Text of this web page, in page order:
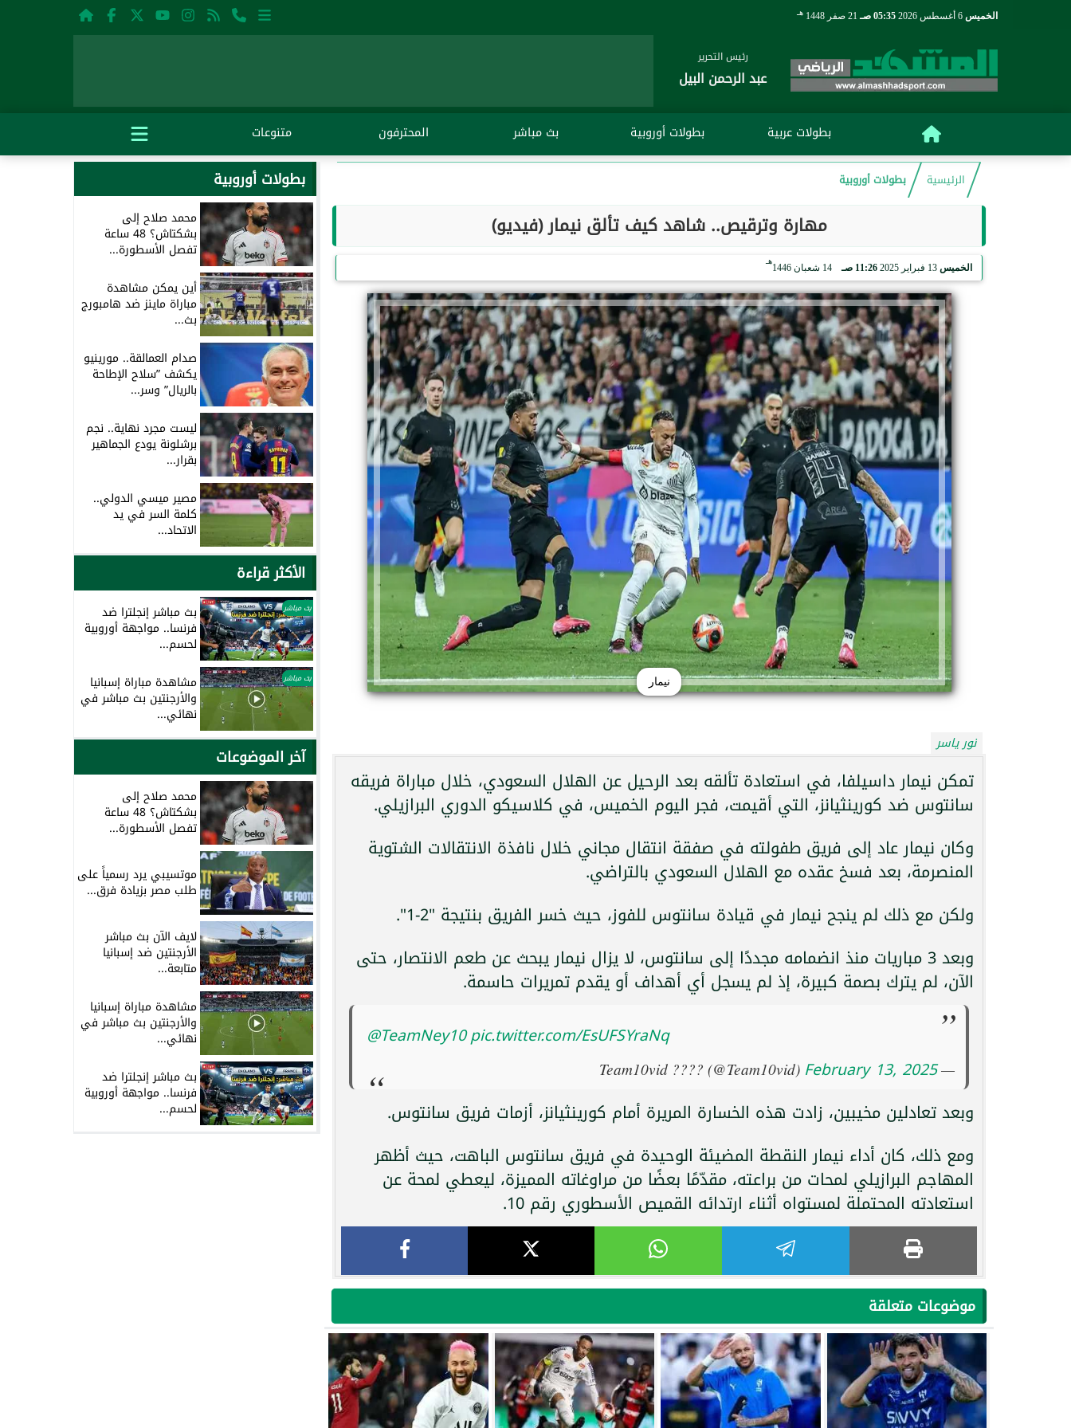
الخميس 05:35 صـ 21 صفر 1448 هـ
رئيس التحرير
عبد الرحمن البيل
بطولات عربية بطولات أوروبية بث مباشر المحترفون متنوعات
الرئيسية بطولات أوروبية
مهارة وترقيص.. شاهد كيف تألق نيمار (فيديو)
الخميس 13 فبراير 2025 11:26 صـ 14 شعبان 1446
هـ
نيمار
نور ياسر
تمكن نيمار داسيلفا، في استعادة تألقه بعد الرحيل عن الهلال السعودي، خلال مباراة فريقه
سانتوس ضد كورينثيانز، التي أقيمت، فجر اليوم الخميس، في كلاسيكو الدوري البرازيلي.
وكان نيمار عاد إلى فريق طفولته في صفقة انتقال مجاني خلال نافذة الانتقالات الشتوية
المنصرمة، بعد فسخ عقده مع الهلال السعودي بالتراضي.
ولكن مع ذلك لم ينجح نيمار في قيادة سانتوس للفوز، حيث خسر الفريق بنتيجة "2-1".
وبعد 3 مباريات منذ انضمامه مجددًا إلى سانتوس، لا يزال نيمار يبحث عن طعم الانتصار، حتى
الآن، لم يترك بصمة كبيرة، إذ لم يسجل أي أهداف أو يقدم تمريرات حاسمة.
@TeamNey10pic.twitter.com/EsUFSYraNq
— Team10vid ???? (@Team10vid)
February 13, 2025
وبعد تعادلين مخيبين، زادت هذه الخسارة المريرة أمام كورينثيانز، أزمات فريق سانتوس.
ومع ذلك، كان أداء نيمار النقطة المضيئة الوحيدة في فريق سانتوس الباهت، حيث أظهر
المهاجم البرازيلي لمحات من براعته، مقدّمًا بعضًا من مراوغاته المميزة، ليعطي لمحة عن
استعادته المحتملة لمستواه أثناء ارتدائه القميص الأسطوري رقم 10.
موضوعات متعلقة
بطولات أوروبية
محمد صلاح إلى
بشكتاش؟ 48 ساعة
تفصل الأسطورة...
أين يمكن مشاهدة
مباراة ماينز ضد هامبورج
بث...
صدام العمالقة.. مورينيو
يكشف ”سلاح الإطاحة
بالريال” وسر...
ليست مجرد نهاية.. نجم
برشلونة يودع الجماهير
بقرار...
مصير ميسي الدولي..
كلمة السر في يد
الاتحاد...
الأكثر قراءة
بث مباشر بث مباشر إنجلترا ضد
فرنسا.. مواجهة أوروبية
لحسم...
بث مباشر مشاهدة مباراة إسبانيا
والأرجنتين بث مباشر في
نهائي...
آخر الموضوعات
محمد صلاح إلى
بشكتاش؟ 48 ساعة
تفصل الأسطورة...
موتسيبي يرد رسمياً على
طلب مصر بزيادة فرق...
لايف الآن بث مباشر
الأرجنتين ضد إسبانيا
متابعة...
مشاهدة مباراة إسبانيا
والأرجنتين بث مباشر في
نهائي...
بث مباشر إنجلترا ضد
فرنسا.. مواجهة أوروبية
لحسم...